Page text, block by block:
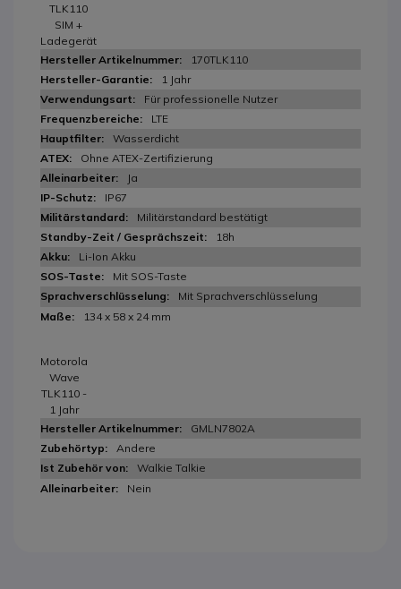
TLK110
SIM +
Ladegerät
170TLK110
1 Jahr
Für professionelle Nutzer
LTE
Wasserdicht
Ohne ATEX-Zertifizierung
Ja
IP67
Militärstandard bestätigt
18h
Li-Ion Akku
Mit SOS-Taste
Mit Sprachverschlüsselung
134 x 58 x 24 mm
Motorola
Wave
TLK110 -
1 Jahr
GMLN7802A
Andere
Walkie Talkie
Nein